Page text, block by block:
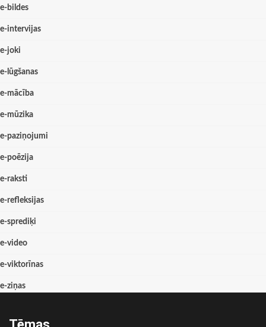
e-bildes
e-intervijas
e-joki
e-lūgšanas
e-mācība
e-mūzika
e-paziņojumi
e-poēzija
e-raksti
e-refleksijas
e-sprediķi
e-video
e-viktorīnas
e-ziņas